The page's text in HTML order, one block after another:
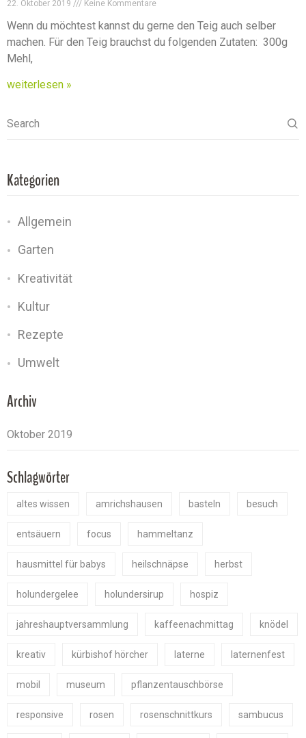
22. Oktober 2019 Keine Kommentare
Wenn du möchtest kannst du gerne den Teig auch selber
machen. Für den Teig brauchst du folgenden Zutaten: 300g
Mehl,
weiterlesen »
Search
Kategorien
Allgemein
Garten
Kreativität
Kultur
Rezepte
Umwelt
Archiv
Schlagwörter
altes wissen amrichshausen basteln besuch
entsäuern focus hammeltanz
hausmittel für babys heilschnäpse herbst
holundergelee holundersirup hospiz
jahreshauptversammlung kaffeenachmittag knödel
kreativ kürbishof hörcher laterne laternenfest
mobil museum pflanzentauschbörse
responsive rosen rosenschnittkurs sambucus